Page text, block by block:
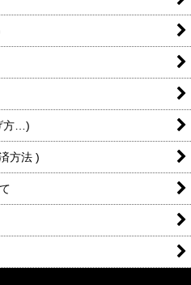
方…)
方法 )